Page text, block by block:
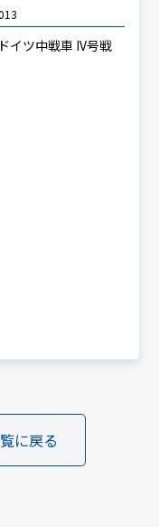
イツ中戦車 IV号戦
に戻る